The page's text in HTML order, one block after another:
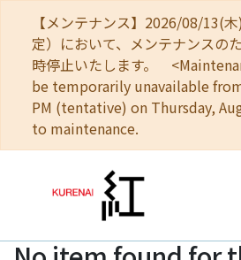
【メンテナンス】2026/08/13(
定）において、メンテナンスの
時停止いたします。
be temporarily unavailable
PM (tentative) on Thursday,
to maintenance.